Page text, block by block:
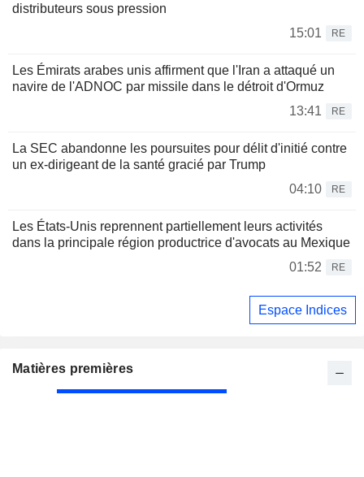
distributeurs sous pression
15:01
RE
Les Émirats arabes unis affirment que l'Iran a attaqué un
navire de l'ADNOC par missile dans le détroit d'Ormuz
13:41
RE
La SEC abandonne les poursuites pour délit d'initié contre
un ex-dirigeant de la santé gracié par Trump
04:10
RE
Les États-Unis reprennent partiellement leurs activités
dans la principale région productrice d'avocats au Mexique
01:52
RE
Espace Indices
Matières premières